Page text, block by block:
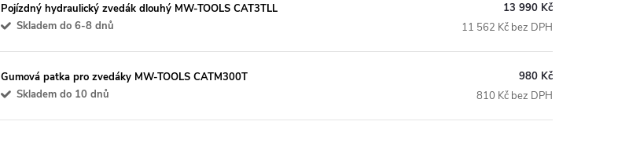
Pojízdný hydraulický zvedák dlouhý MW-TOOLS CAT3TLL
Skladem do 6-8 dnů
13 990 Kč
11 562 Kč bez DPH
Gumová patka pro zvedáky MW-TOOLS CATM300T
Skladem do 10 dnů
980 Kč
810 Kč bez DPH